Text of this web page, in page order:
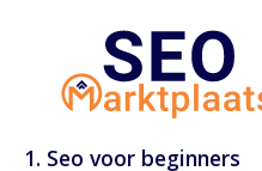
1. Seo voor beginners